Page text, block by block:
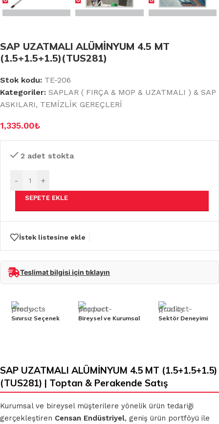
SAP UZATMALI ALÜMİNYUM 4.5 MT
(1.5+1.5+1.5)(TUS281)
Stok kodu: TE-206
Kategoriler: SAPLAR ( FIRÇA & MOP & UZATMALI ) & SAP
ASKILARI, TEMİZLİK GEREÇLERİ
1,335.00₺
2 adet stokta
- +
SEPETE EKLE
İstek listesine ekle
Teslimat bilgisi için tıklayın
Sınırsız Seçenek Bireysel ve Kurumsal Sektör Deneyimi
SAP UZATMALI ALÜMİNYUM 4.5 MT (1.5+1.5+1.5)
(TUS281) | Toptan & Perakende Satış
Kurumsal ve bireysel müşterilere yönelik ürün tedariği
gerçekleştiren Censan Endüstriyel, geniş ürün portföyü ile